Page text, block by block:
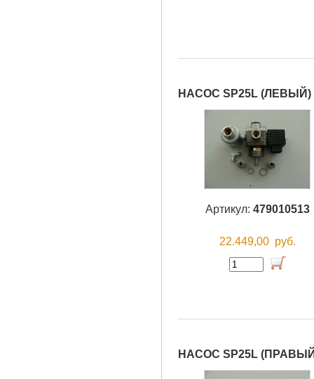
НАСОС SP25L (ЛЕВЫЙ)
Артикул: 479010513
22.449,00 руб.
НАСОС SP25L